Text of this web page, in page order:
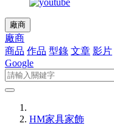
廠商
廠商
商品 作品 型錄 文章 影片
Google
HM家具家飾